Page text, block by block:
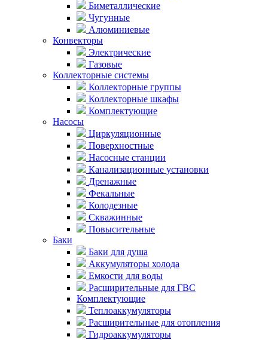
Биметаллические
Чугунные
Алюминиевые
Конвекторы
Электрические
Газовые
Коллекторные системы
Коллекторные группы
Коллекторные шкафы
Комплектующие
Насосы
Циркуляционные
Поверхностные
Насосные станции
Канализационные установки
Дренажные
Фекальные
Колодезные
Скважинные
Повысительные
Баки
Баки для душа
Аккумуляторы холода
Емкости для воды
Расширительные для ГВС
Комплектующие
Теплоаккумуляторы
Расширительные для отопления
Гидроаккумуляторы